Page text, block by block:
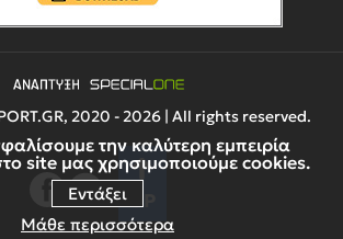
την καλύτερη εμπειρία
site μας χρησιμοποιούμε cookies.
Εντάξει
Μάθε περισσότερα
2020 - 2026 | All rights reserved.
UP